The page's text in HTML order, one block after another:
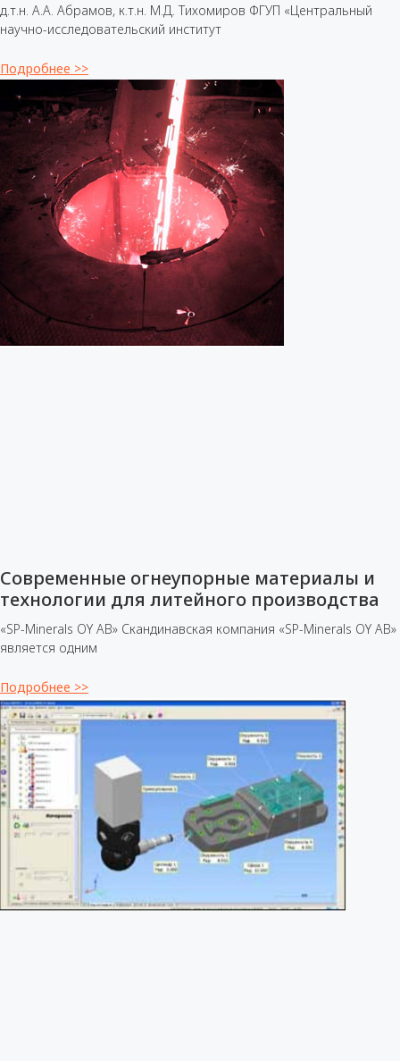
д.т.н. А.А. Абрамов, к.т.н. М.Д. Тихомиров ФГУП «Центральный
научно-исследовательский институт
Подробнее >>
Современные огнеупорные материалы и
технологии для литейного производства
«SP-Minerals OY AB» Скандинавская компания «SP-Minerals OY AB»
является одним
Подробнее >>